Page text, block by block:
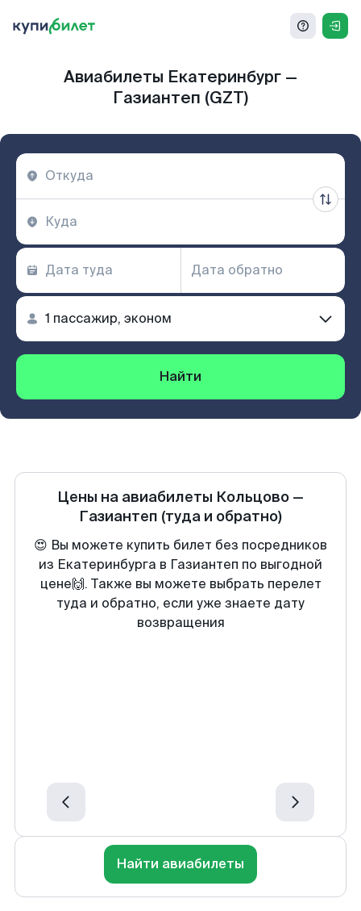
Авиабилеты Екатеринбург —
Газиантеп (GZT)
Найти
Цены на авиабилеты Кольцово —
Газиантеп (туда и обратно)
😍 Вы можете купить билет без посредников
из Екатеринбурга в Газиантеп по выгодной
цене🙌. Также вы можете выбрать перелет
туда и обратно, если уже знаете дату
возвращения
Найти авиабилеты